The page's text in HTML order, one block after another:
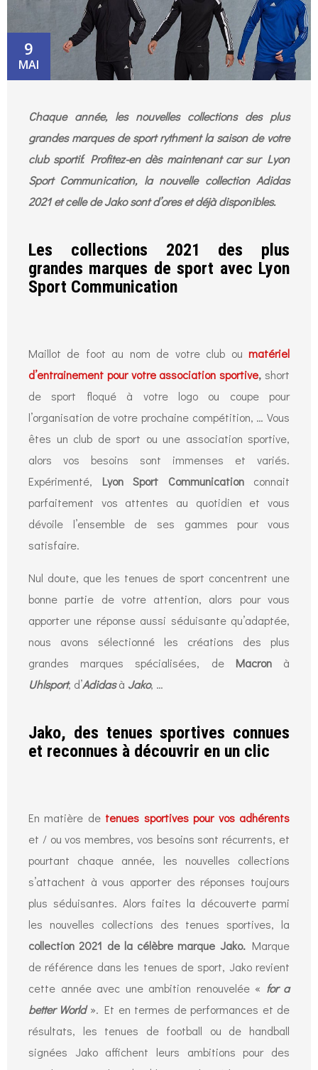
9
MAI
Chaque année, les nouvelles collections des plus
grandes marques de sport rythment la saison de votre
club sportif. Profitez-en dès maintenant car sur Lyon
Sport Communication, la nouvelle collection Adidas
2021 et celle de Jako sont d’ores et déjà disponibles.
Les collections 2021 des plus
grandes marques de sport avec Lyon
Sport Communication
Maillot de foot au nom de votre club ou matériel
d’entrainement pour votre association sportive, short
de sport floqué à votre logo ou coupe pour
l’organisation de votre prochaine compétition, … Vous
êtes un club de sport ou une association sportive,
alors vos besoins sont immenses et variés.
Expérimenté, Lyon Sport Communicationconnait
parfaitement vos attentes au quotidien et vous
dévoile l’ensemble de ses gammes pour vous
satisfaire.
Nul doute, que les tenues de sport concentrent une
bonne partie de votre attention, alors pour vous
apporter une réponse aussi séduisante qu’adaptée,
nous avons sélectionné les créations des plus
grandes marques spécialisées, de Macron à
Uhlsport, d’Adidasà Jako, …
Jako, des tenues sportives connues
et reconnues à découvrir en un clic
En matière de tenues sportives pour vos adhérents
et / ou vos membres, vos besoins sont récurrents, et
pourtant chaque année, les nouvelles collections
s’attachent à vous apporter des réponses toujours
plus séduisantes. Alors faites la découverte parmi
les nouvelles collections des tenues sportives, la
collection 2021 de la célèbre marque Jako.Marque
de référence dans les tenues de sport, Jako revient
cette année avec une ambition renouvelée « for a
better World». Et en termes de performances et de
résultats, les tenues de football ou de handball
signées Jako affichent leurs ambitions pour des